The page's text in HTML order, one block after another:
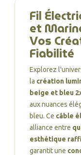
Fil
et
Vos
Fiabilité
Explorez
la création
beige et bleu
aux nuances
bleu. Ce câble
alliance entre
esthétique
garantit une